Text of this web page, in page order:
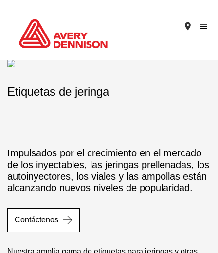
place
Etiquetas de jeringa
Impulsados por el crecimiento en el mercado
de los inyectables, las jeringas prellenadas, los
autoinyectores, los viales y las ampollas están
alcanzando nuevos niveles de popularidad.
Contáctenos